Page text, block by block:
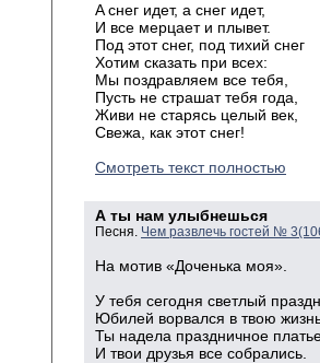
A снег идет, а снег идет,
И все мерцает и плывет.
Под этот снег, под тихий снег
Хотим сказать при всех:
Мы поздравляем все тебя,
Пусть не страшат тебя года,
Живи не старясь целый век,
Свежа, как этот снег!
Смотреть текст полностью
А ты нам улыбнешься
Песня. Чем развлечь гостей №
На мотив «Доченька моя».
У тебя сегодня светлый
Юбилей ворвался в твою
Ты надела праздничное
И твои друзья все собрались.